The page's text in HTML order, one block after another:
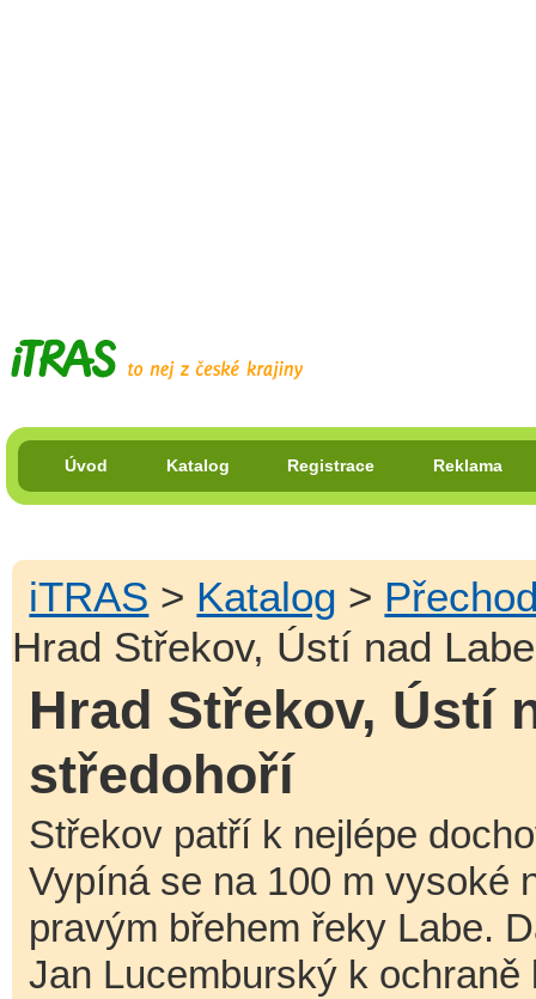
Úvod Katalog Registrace Reklama
iTRAS > Katalog >
Hrad Střekov, Ústí nad
Hrad Střekov, Ústí
středohoří
Střekov patří k nejlépe
Vypíná se na 100 m vysoké
pravým břehem řeky Labe.
Jan Lucemburský k ochraně